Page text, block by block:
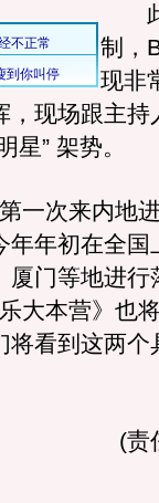
此
制，
现非
现场跟主持
” 架势。
次来内地
年初在全国
厦门等地进行
大本营》也
看到这两个
(责